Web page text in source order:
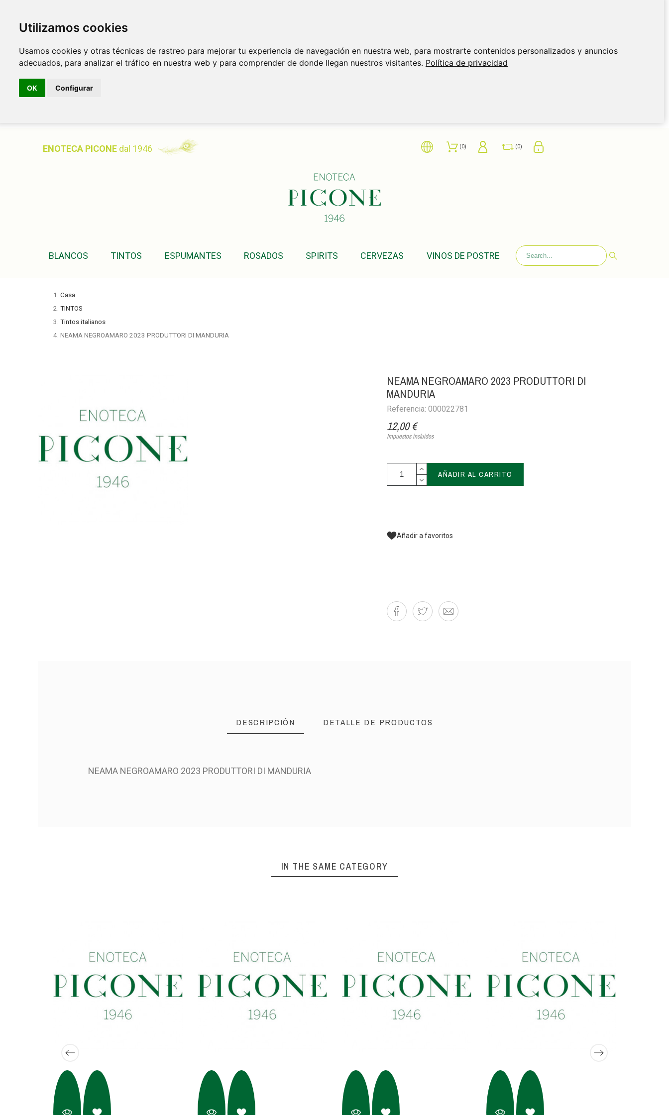
Utilizamos cookies
Usamos cookies y otras técnicas de rastreo para mejorar tu experiencia de navegación en nuestra web, para mostrarte contenidos personalizados y anuncios
adecuados, para analizar el tráfico en nuestra web y para comprender de donde llegan nuestros visitantes. Política de privacidad
OK Configurar
ENOTECA PICONE dal 1946 0 0
BLANCOS TINTOS ESPUMANTES ROSADOS SPIRITS CERVEZAS VINOS DE POSTRE
Casa
TINTOS
Tintos italianos
NEAMA NEGROAMARO 2023 PRODUTTORI DI MANDURIA
NEAMA NEGROAMARO 2023 PRODUTTORI DI
MANDURIA
Referencia: 000022781
12,00 €
Impuestos incluidos
AÑADIR AL CARRITO
Añadir a favoritos
DESCRIPCIÓN DETALLE DE PRODUCTOS
NEAMA NEGROAMARO 2023 PRODUTTORI DI MANDURIA
IN THE SAME CATEGORY